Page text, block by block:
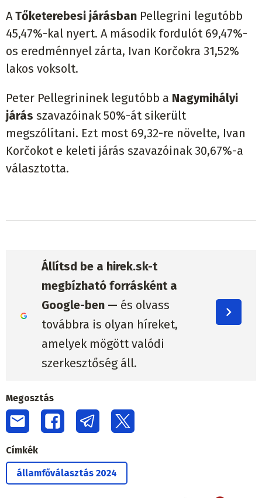
ATőketerebesi járásban Pellegrini legutóbb
45,47%-kal nyert. A második fordulót 69,47%-
os eredménnyel zárta, Ivan Korčokra 31,52%
lakos voksolt.
Peter Pellegrininek legutóbb a Nagymihályi
járás szavazóinak 50%-át sikerült
megszólítani. Ezt most 69,32-re növelte, Ivan
Korčokot e keleti járás szavazóinak 30,67%-a
választotta.
Állítsd be a hirek.sk-t
megbízható forrásként a
Google-ben — és olvass
továbbra is olyan híreket,
amelyek mögött valódi
szerkesztőség áll.
Megosztás
Címkék
államfőválasztás 2024